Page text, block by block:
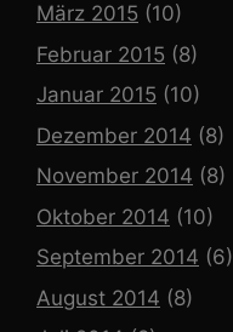
März 2015 (10)
Februar 2015 (8)
Januar 2015 (10)
Dezember 2014 (8)
November 2014 (8)
Oktober 2014 (10)
September 2014 (6)
August 2014 (8)